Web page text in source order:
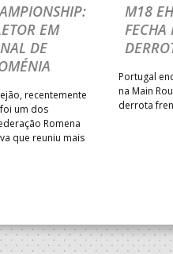
EM
DE
recentemente
um dos
Romena
que reuniu mais
M18
Portugal
na Main
derrota